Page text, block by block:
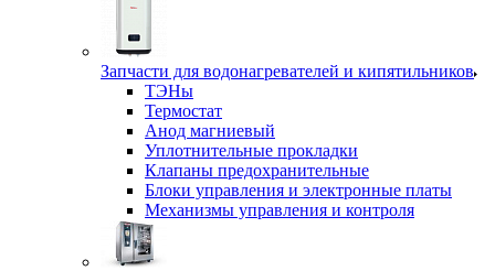
Запчасти для водонагревателей и кипятильников
ТЭНы
Термостат
Анод магниевый
Уплотнительные прокладки
Клапаны предохранительные
Блоки управления и электронные платы
Механизмы управления и контроля